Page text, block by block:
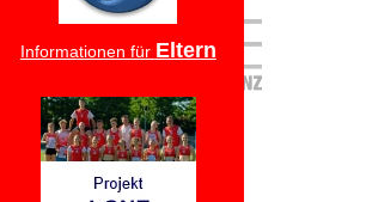
Informationen für Eltern